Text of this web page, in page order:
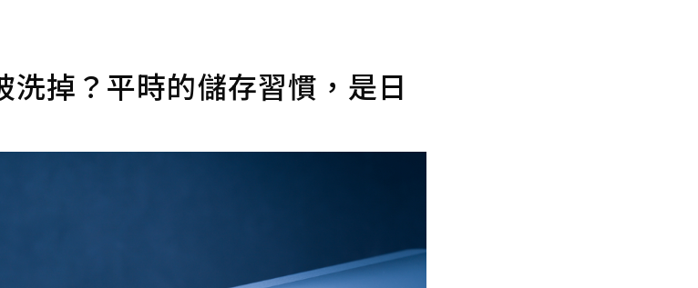
洗掉？平時的儲存習慣，是日